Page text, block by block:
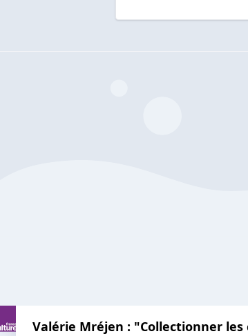
Valérie Mréjen : "Collectionner